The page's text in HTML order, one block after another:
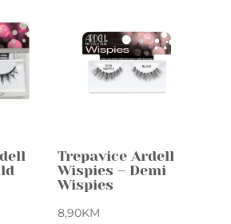
Trepavice Ardell
Wispies – Demi
Wispies
8,90KM